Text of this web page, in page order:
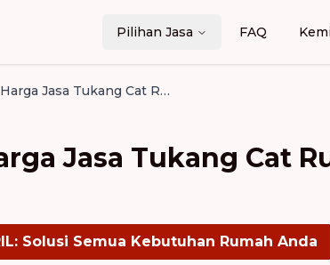
Pilihan Jasa FAQ
Perbandingan Harga Jasa Tukang Cat Rumah per Meter: Pilih Terbaik!
Jasa Tukang Cat
Solusi Semua Kebutuhan Rumah Anda